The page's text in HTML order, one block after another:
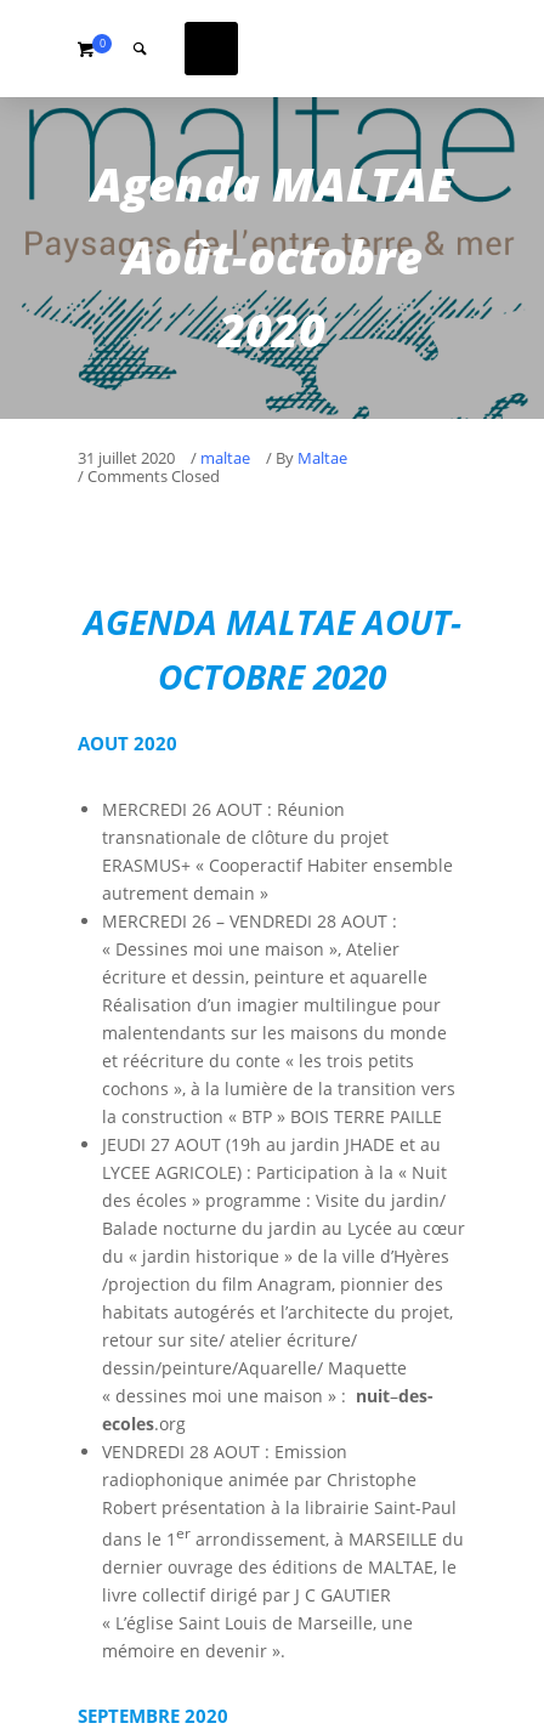
0
Agenda MALTAE
Août-octobre
2020
31 juillet 2020 / maltae / By Maltae
/ Comments Closed
AGENDA MALTAE AOUT-
OCTOBRE 2020
AOUT 2020
MERCREDI 26 AOUT : Réunion
transnationale de clôture du projet
ERASMUS+ « Cooperactif Habiter ensemble
autrement demain »
MERCREDI 26 – VENDREDI 28 AOUT :
« Dessines moi une maison », Atelier
écriture et dessin, peinture et aquarelle
Réalisation d’un imagier multilingue pour
malentendants sur les maisons du monde
et réécriture du conte « les trois petits
cochons », à la lumière de la transition vers
la construction « BTP » BOIS TERRE PAILLE
JEUDI 27 AOUT (19h au jardin JHADE et au
LYCEE AGRICOLE) : Participation à la « Nuit
des écoles » programme : Visite du jardin/
Balade nocturne du jardin au Lycée au cœur
du « jardin historique » de la ville d’Hyères
/projection du film Anagram, pionnier des
habitats autogérés et l’architecte du projet,
retour sur site/ atelier écriture/
dessin/peinture/Aquarelle/ Maquette
« dessines moi une maison » : nuit–des-
ecoles.org
VENDREDI 28 AOUT : Emission
radiophonique animée par Christophe
Robert présentation à la librairie Saint-Paul
dans le 1 er arrondissement, à MARSEILLE du
dernier ouvrage des éditions de MALTAE, le
livre collectif dirigé par J C GAUTIER
« L’église Saint Louis de Marseille, une
mémoire en devenir ».
SEPTEMBRE 2020